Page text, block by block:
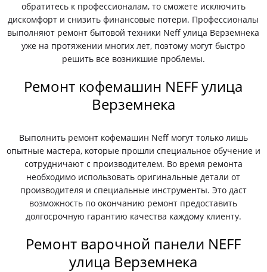
обратитесь к профессионалам, то сможете исключить
дискомфорт и снизить финансовые потери. Профессионалы
выполняют ремонт бытовой техники Neff улица Верземнека
уже на протяжении многих лет, поэтому могут быстро
решить все возникшие проблемы.
Ремонт кофемашин NEFF улица
Верземнека
Выполнить ремонт кофемашин Neff могут только лишь
опытные мастера, которые прошли специальное обучение и
сотрудничают с производителем. Во время ремонта
необходимо использовать оригинальные детали от
производителя и специальные инструменты. Это даст
возможность по окончанию ремонт предоставить
долгосрочную гарантию качества каждому клиенту.
Ремонт варочной панели NEFF
улица Верземнека